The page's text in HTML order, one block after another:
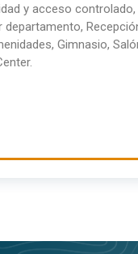
y acceso controlado,
departamento,
Gimnasio,